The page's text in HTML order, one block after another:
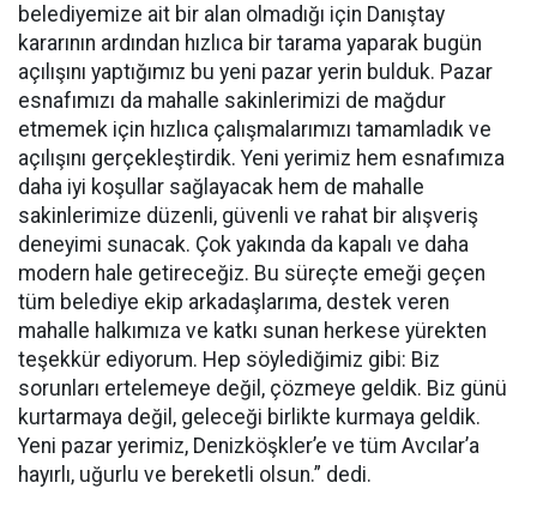
belediyemize ait bir alan olmadığı için Danıştay
kararının ardından hızlıca bir tarama yaparak bugün
açılışını yaptığımız bu yeni pazar yerin bulduk. Pazar
esnafımızı da mahalle sakinlerimizi de mağdur
etmemek için hızlıca çalışmalarımızı tamamladık ve
açılışını gerçekleştirdik. Yeni yerimiz hem esnafımıza
daha iyi koşullar sağlayacak hem de mahalle
sakinlerimize düzenli, güvenli ve rahat bir alışveriş
deneyimi sunacak. Çok yakında da kapalı ve daha
modern hale getireceğiz. Bu süreçte emeği geçen
tüm belediye ekip arkadaşlarıma, destek veren
mahalle halkımıza ve katkı sunan herkese yürekten
teşekkür ediyorum. Hep söylediğimiz gibi: Biz
sorunları ertelemeye değil, çözmeye geldik. Biz günü
kurtarmaya değil, geleceği birlikte kurmaya geldik.
Yeni pazar yerimiz, Denizköşkler’e ve tüm Avcılar’a
hayırlı, uğurlu ve bereketli olsun.” dedi.